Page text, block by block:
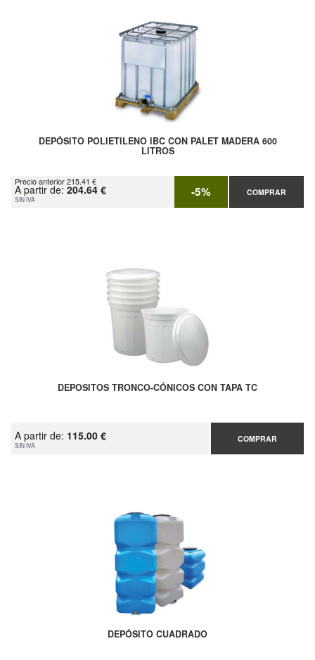
DEPÓSITO POLIETILENO IBC CON PALET MADERA 600
LITROS
Precio anterior 215.41 €
A partir de: 204.64 €
SIN IVA -5% COMPRAR
DEPOSITOS TRONCO-CÓNICOS CON TAPA TC
A partir de: 115.00 €
SIN IVA
COMPRAR
DEPÓSITO CUADRADO